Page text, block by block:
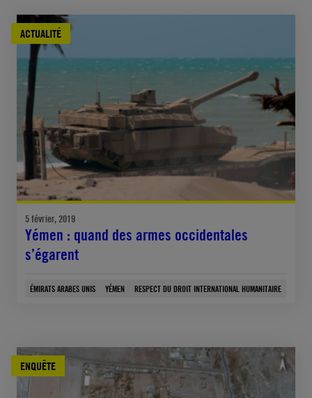
ACTUALITÉ
5 février, 2019
Yémen : quand des armes occidentales
s’égarent
ÉMIRATS ARABES UNIS YÉMEN RESPECT DU DROIT INTERNATIONAL HUMANITAIRE
ENQUÊTE